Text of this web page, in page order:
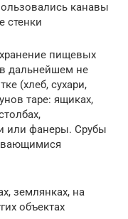
канавы
стенки
пищевых
в дальнейшем не
(хлеб, сухари,
таре: ящиках,
или фанеры. Срубы
землянках, на
объектах